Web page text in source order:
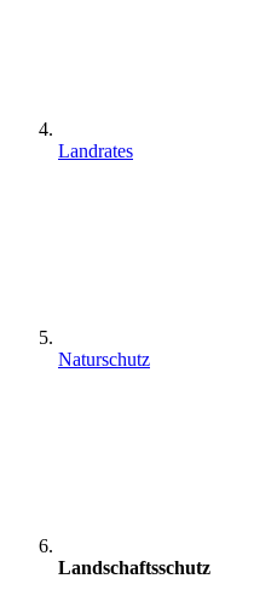
Landrates
Naturschutz
Landschaftsschutz